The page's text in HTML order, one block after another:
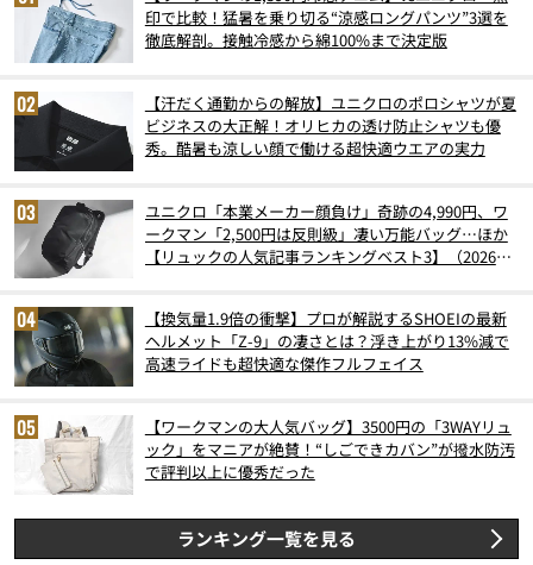
印で比較！猛暑を乗り切る“涼感ロングパンツ”3選を
徹底解剖。接触冷感から綿100%まで決定版
【汗だく通勤からの解放】ユニクロのポロシャツが夏
ビジネスの大正解！オリヒカの透け防止シャツも優
秀。酷暑も涼しい顔で働ける超快適ウエアの実力
ユニクロ「本業メーカー顔負け」奇跡の4,990円、ワ
ークマン「2,500円は反則級」凄い万能バッグ…ほか
【リュックの人気記事ランキングベスト3】（2026年
【換気量1.9倍の衝撃】プロが解説するSHOEIの最新
ヘルメット「Z-9」の凄さとは？浮き上がり13%減で
高速ライドも超快適な傑作フルフェイス
【ワークマンの大人気バッグ】3500円の「3WAYリュ
ック」をマニアが絶賛！“しごできカバン”が撥水防汚
で評判以上に優秀だった
ランキング一覧を見る